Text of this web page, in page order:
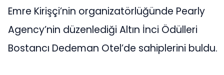
Emre Kirişçi’nin organizatörlüğünde Pearly
Agency’nin düzenlediği Altın İnci Ödülleri
Bostancı Dedeman Otel’de sahiplerini buldu.